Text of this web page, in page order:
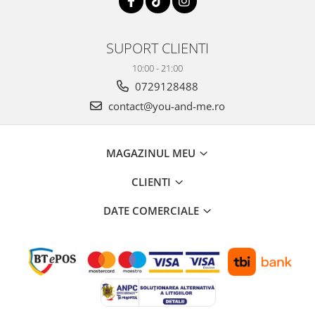
SUPORT CLIENTI
10:00 - 21:00
0729128488
contact@you-and-me.ro
MAGAZINUL MEU
CLIENTI
DATE COMERCIALE